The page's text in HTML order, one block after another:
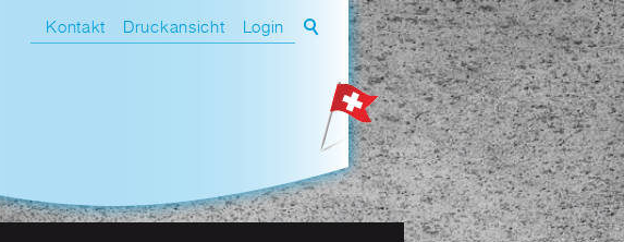
Kontakt Druckansicht Login